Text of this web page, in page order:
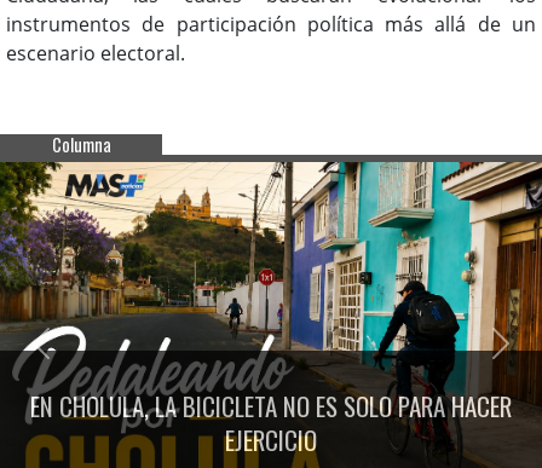
instrumentos de participación política más allá de un
escenario electoral.
Columna
EN CHOLULA, LA BICICLETA NO ES SOLO PARA HACER
EJERCICIO
Previous Next